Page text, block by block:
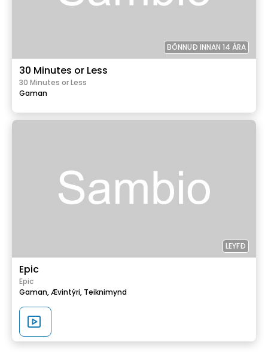
BÖNNUÐ INNAN 14 ÁRA
30 Minutes or Less
30 Minutes or Less
Gaman
LEYFÐ
Epic
Epic
Gaman,Ævintýri, Teiknimynd